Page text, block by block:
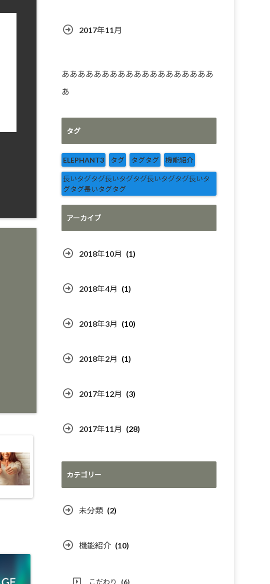
2017年11月
あああああああああああああああああああ
あ
タグ
ELEPHANT3 タグ タグタグ 機能紹介
長いタグタグ長いタグタグ長いタグタグ長いタ
グタグ長いタグタグ
アーカイブ
2018年10月 (1)
2018年4月 (1)
2018年3月 (10)
2018年2月 (1)
2017年12月 (3)
2017年11月 (28)
カテゴリー
未分類 (2)
機能紹介 (10)
こだわり (6)